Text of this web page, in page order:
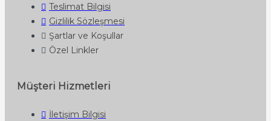
Teslimat Bilgisi
Gizlilik Sözleşmesi
Şartlar ve Koşullar
Özel Linkler
Müşteri Hizmetleri
İletişim Bilgisi